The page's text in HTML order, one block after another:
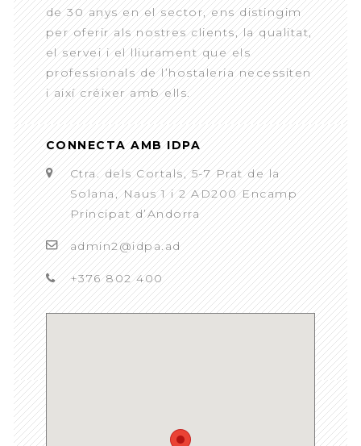
de 30 anys en el sector, ens distingim
per oferir als nostres clients, la qualitat,
el servei i el lliurament que els
professionals de l’hostaleria necessiten
i així créixer amb ells.
CONNECTA AMB IDPA
Ctra. dels Cortals, 5-7 Prat de la
Solana, Naus 1 i 2 AD200 Encamp
Principat d’Andorra
admin2@idpa.ad
+376 802 400